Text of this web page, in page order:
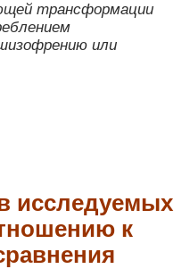
трансформации
или
исследуемых
к